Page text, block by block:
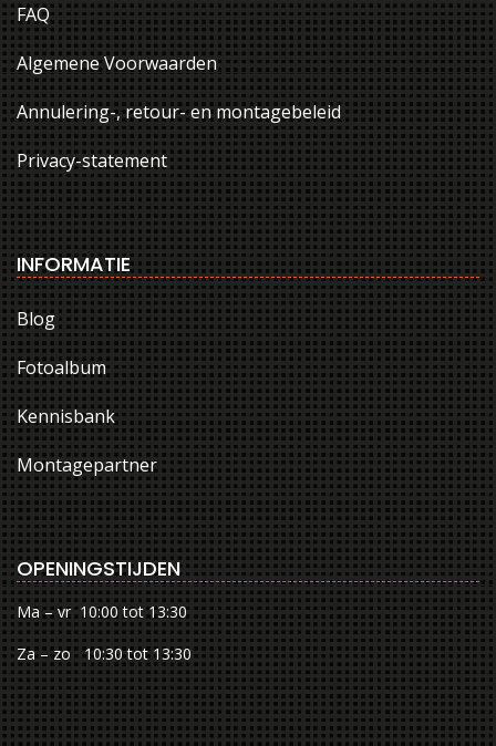
FAQ
Algemene Voorwaarden
Annulering-, retour- en montagebeleid
Privacy-statement
INFORMATIE
Blog
Fotoalbum
Kennisbank
Montagepartner
OPENINGSTIJDEN
Ma – vr 10:00 tot 13:30
Za – zo 10:30 tot 13:30